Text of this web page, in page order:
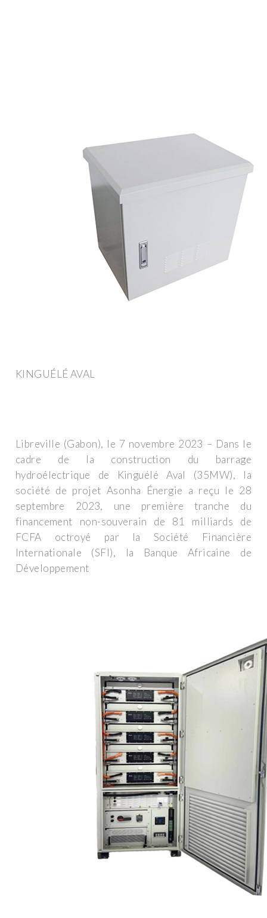
KINGUÉLÉ AVAL
Libreville (Gabon), le 7 novembre 2023 – Dans le
cadre de la construction du barrage
hydroélectrique de Kinguélé Aval (35MW), la
société de projet Asonha Énergie a reçu le 28
septembre 2023, une première tranche du
financement non-souverain de 81 milliards de
FCFA octroyé par la Société Financière
Internationale (SFI), la Banque Africaine de
Développement